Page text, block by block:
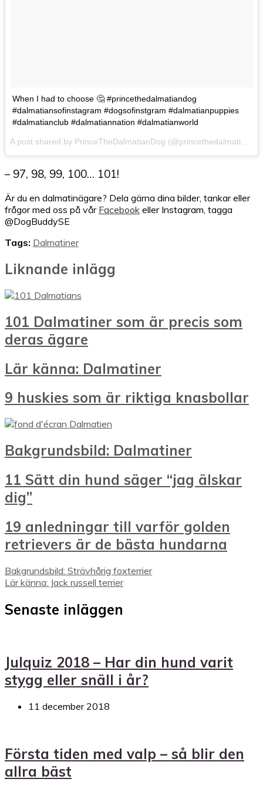
When I had to choose 🤔 #princethedalmatiandog
#dalmatiansofinstagram #dogsofinstgram #dalmatianpuppies
#dalmatianclub #dalmatiannation #dalmatianworld
A post shared by PrinceTheDalmatianDog (@princethedalmatiandog) on
– 97, 98, 99, 100… 101!
Är du en dalmatinägare? Dela gärna dina bilder, tankar eller
frågor med oss på vår Facebook eller Instagram, tagga
@DogBuddySE
Tags: Dalmatiner
Liknande inlägg
101 Dalmatiner som är precis som
deras ägare
Lär känna: Dalmatiner
9 huskies som är riktiga knasbollar
Bakgrundsbild: Dalmatiner
11 Sätt din hund säger “jag älskar
dig”
19 anledningar till varför golden
retrievers är de bästa hundarna
Bakgrundsbild: Strävhårig foxterrier
Lär känna: Jack russell terrier
Senaste inläggen
Julquiz 2018 – Har din hund varit
stygg eller snäll i år?
11 december 2018
Första tiden med valp – så blir den
allra bäst